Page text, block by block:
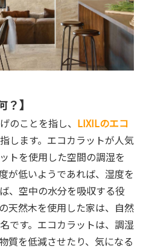
】
のことを指し、 LIXILのエコ
します。エコカラットが人気
トを使用した空間の調湿を
が低いようであれば、湿度を
、空中の水分を吸収する役
天然木を使用した家は、自然
です。エコカラットは、調湿
質を低減させたり、気になる